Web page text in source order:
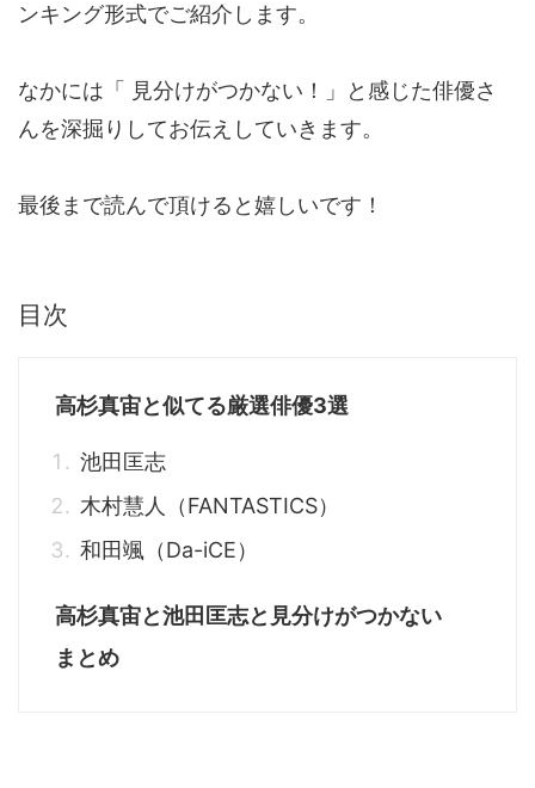
ンキング形式でご紹介します。
なかには「 見分けがつかない！」と感じた俳優さ
んを深掘りしてお伝えしていきます。
最後まで読んで頂けると嬉しいです！
目次
高杉真宙と似てる厳選俳優3選
池田匡志
木村慧人（FANTASTICS）
和田颯（Da-iCE）
高杉真宙と池田匡志と見分けがつかない
まとめ